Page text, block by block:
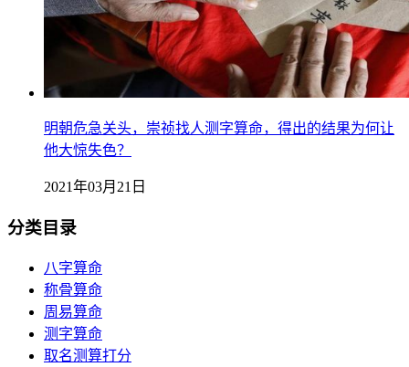
明朝危急关头，崇祯找人测字算命，得出的结果为何让
他大惊失色？
2021年03月21日
分类目录
八字算命
称骨算命
周易算命
测字算命
取名测算打分